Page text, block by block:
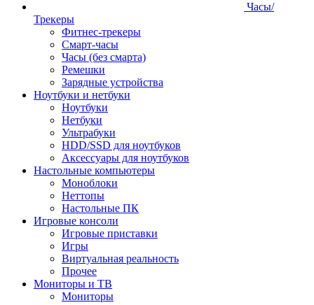
Часы/
Трекеры
Фитнес-трекеры
Смарт-часы
Часы (без смарта)
Ремешки
Зарядные устройства
Ноутбуки и нетбуки
Ноутбуки
Нетбуки
Ультрабуки
HDD/SSD для ноутбуков
Аксессуары для ноутбуков
Настольные компьютеры
Моноблоки
Неттопы
Настольные ПК
Игровые консоли
Игровые приставки
Игры
Виртуальная реальность
Прочее
Мониторы и ТВ
Мониторы